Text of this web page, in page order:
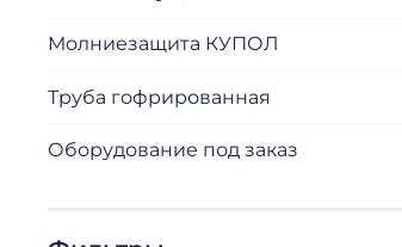
Молниезащита КУПОЛ
Труба гофрированная
Оборудование под заказ